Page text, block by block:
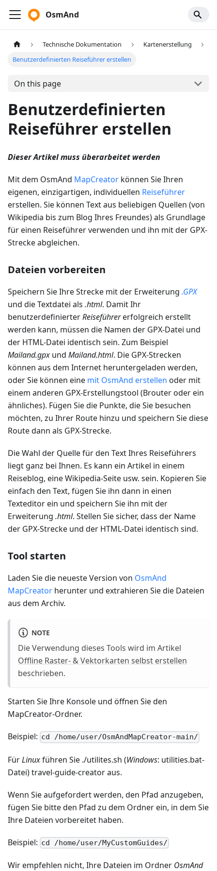
OsmAnd
Technische Dokumentation
Kartenerstellung
Benutzerdefinierten Reiseführer erstellen
On this page
Benutzerdefinierten
Reiseführer erstellen
Dieser Artikel muss überarbeitet werden
Mit dem OsmAnd MapCreator können Sie Ihren
eigenen, einzigartigen, individuellen Reiseführer
erstellen. Sie können Text aus beliebigen Quellen (von
Wikipedia bis zum Blog Ihres Freundes) als Grundlage
für einen Reiseführer verwenden und ihn mit der GPX-
Strecke abgleichen.
Dateien vorbereiten
Speichern Sie Ihre Strecke mit der Erweiterung .GPX
und die Textdatei als .html. Damit Ihr
benutzerdefinierterReiseführererfolgreich erstellt
werden kann, müssen die Namen der GPX-Datei und
der HTML-Datei identisch sein. Zum Beispiel
Mailand.gpx und Mailand.html. Die GPX-Strecken
können aus dem Internet heruntergeladen werden,
oder Sie können eine mit OsmAnd erstellen oder mit
einem anderen GPX-Erstellungstool (Brouter oder ein
ähnliches). Fügen Sie die Punkte, die Sie besuchen
möchten, zu Ihrer Route hinzu und speichern Sie diese
Route dann als GPX-Strecke.
Die Wahl der Quelle für den Text Ihres Reiseführers
liegt ganz bei Ihnen. Es kann ein Artikel in einem
Reiseblog, eine Wikipedia-Seite usw. sein. Kopieren Sie
einfach den Text, fügen Sie ihn dann in einen
Texteditor ein und speichern Sie ihn mit der
Erweiterung .html. Stellen Sie sicher, dass der Name
der GPX-Strecke und der HTML-Datei identisch sind.
Tool starten
Laden Sie die neueste Version von OsmAnd
MapCreator herunter und extrahieren Sie die Dateien
aus dem Archiv.
NOTE
Die Verwendung dieses Tools wird im Artikel
Offline Raster- & Vektorkarten selbst erstellen
beschrieben.
Starten Sie Ihre Konsole und öffnen Sie den
MapCreator-Ordner.
Beispiel: cd /home/user/OsmAndMapCreator-main/
FürLinuxführen Sie ./utilites.sh (Windows: utilities.bat-
Datei) travel-guide-creator aus.
Wenn Sie aufgefordert werden, den Pfad anzugeben,
fügen Sie bitte den Pfad zu dem Ordner ein, in dem Sie
Ihre Dateien vorbereitet haben.
Beispiel: cd /home/user/MyCustomGuides/
Wir empfehlen nicht, Ihre Dateien im Ordner OsmAnd